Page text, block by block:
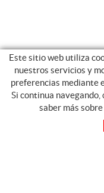
GUIA DE COMPRA
Este sitio web utiliza
nuestros servicios y
preferencias mediante
Si continua navegando,
saber más